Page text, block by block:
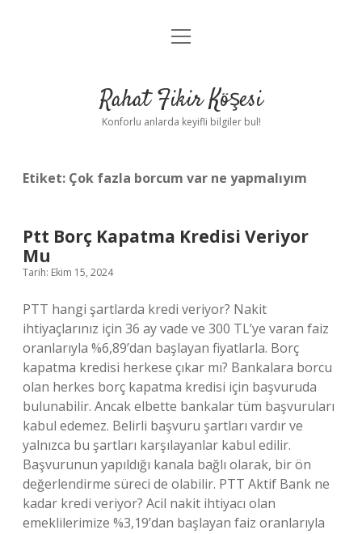
Anasayfa
Yasal Uyarı
menüyü
Rahat Fikir Köşesi
Konforlu anlarda keyifli bilgiler bul!
Etiket: Çok fazla borcum var ne yapmalıyım
Ptt Borç Kapatma Kredisi Veriyor
Mu
Tarih: Ekim 15, 2024
PTT hangi şartlarda kredi veriyor? Nakit
ihtiyaçlarınız için 36 ay vade ve 300 TL’ye varan faiz
oranlarıyla %6,89’dan başlayan fiyatlarla. Borç
kapatma kredisi herkese çıkar mı? Bankalara borcu
olan herkes borç kapatma kredisi için başvuruda
bulunabilir. Ancak elbette bankalar tüm başvuruları
kabul edemez. Belirli başvuru şartları vardır ve
yalnızca bu şartları karşılayanlar kabul edilir.
Başvurunun yapıldığı kanala bağlı olarak, bir ön
değerlendirme süreci de olabilir. PTT Aktif Bank ne
kadar kredi veriyor? Acil nakit ihtiyacı olan
emeklilerimize %3,19’dan başlayan faiz oranlarıyla